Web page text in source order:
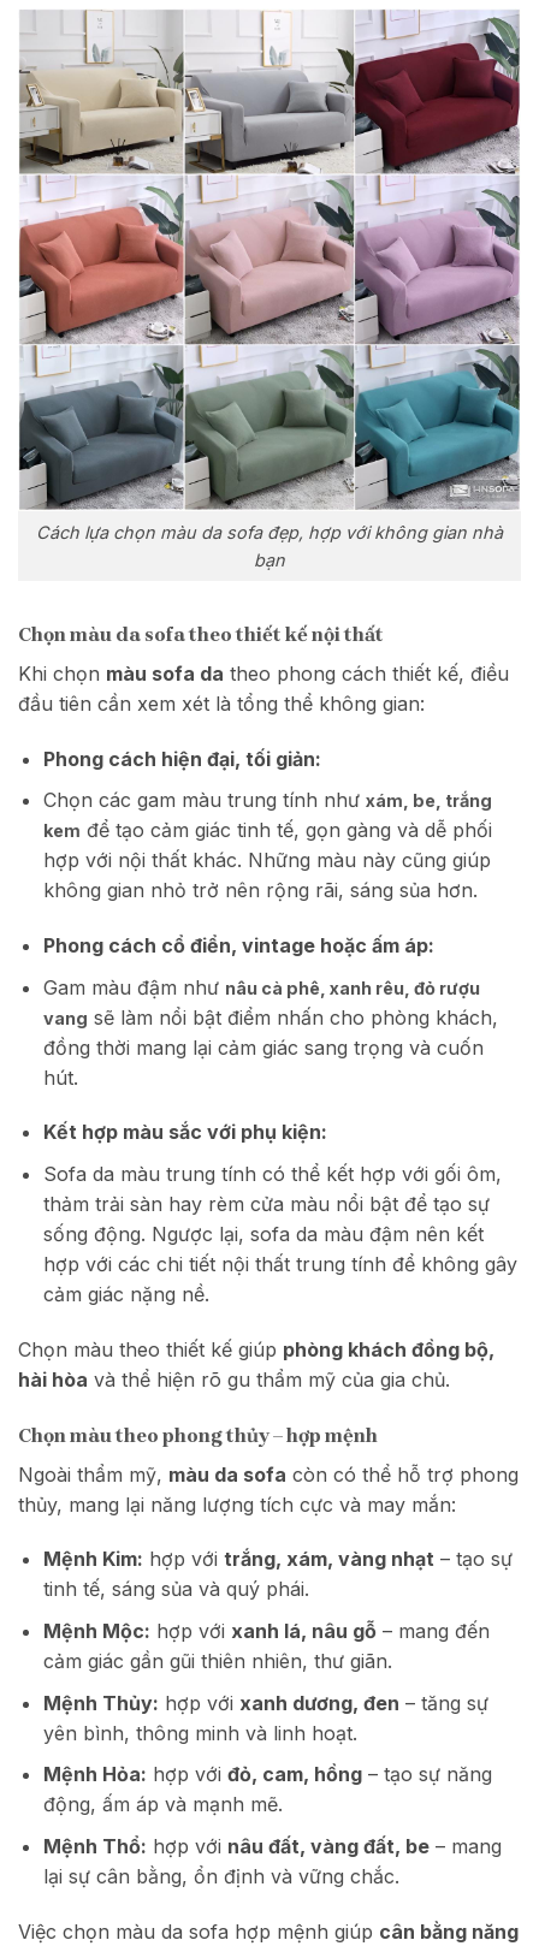
Cách lựa chọn màu da sofa đẹp, hợp với không gian nhà
bạn
Chọn màu da sofa theo thiết kế nội thất
Khi chọn màu sofa da theo phong cách thiết kế, điều
đầu tiên cần xem xét là tổng thể không gian:
Phong cách hiện đại, tối giản:
Chọn các gam màu trung tính như xám, be, trắng
kem để tạo cảm giác tinh tế, gọn gàng và dễ phối
hợp với nội thất khác. Những màu này cũng giúp
không gian nhỏ trở nên rộng rãi, sáng sủa hơn.
Phong cách cổ điển, vintage hoặc ấm áp:
Gam màu đậm như nâu cà phê, xanh rêu, đỏ rượu
vang sẽ làm nổi bật điểm nhấn cho phòng khách,
đồng thời mang lại cảm giác sang trọng và cuốn
hút.
Kết hợp màu sắc với phụ kiện:
Sofa da màu trung tính có thể kết hợp với gối ôm,
thảm trải sàn hay rèm cửa màu nổi bật để tạo sự
sống động. Ngược lại, sofa da màu đậm nên kết
hợp với các chi tiết nội thất trung tính để không gây
cảm giác nặng nề.
Chọn màu theo thiết kế giúp phòng khách đồng bộ,
hài hòa và thể hiện rõ gu thẩm mỹ của gia chủ.
Chọn màu theo phong thủy – hợp mệnh
Ngoài thẩm mỹ, màu da sofa còn có thể hỗ trợ phong
thủy, mang lại năng lượng tích cực và may mắn:
Mệnh Kim: hợp với trắng, xám, vàng nhạt– tạo sự
tinh tế, sáng sủa và quý phái.
Mệnh Mộc: hợp với xanh lá, nâu gỗ– mang đến
cảm giác gần gũi thiên nhiên, thư giãn.
Mệnh Thủy: hợp với xanh dương, đen – tăng sự
yên bình, thông minh và linh hoạt.
Mệnh Hỏa: hợp với đỏ, cam, hồng– tạo sự năng
động, ấm áp và mạnh mẽ.
Mệnh Thổ: hợp với nâu đất, vàng đất, be– mang
lại sự cân bằng, ổn định và vững chắc.
Việc chọn màu da sofa hợp mệnh giúp cân bằng năng